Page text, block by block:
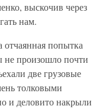
выскочив через
нам.
попытка
не произошло почти
две грузовые
толковыми
и деловито накрыли